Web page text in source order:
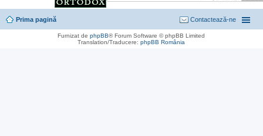
Prima pagină Contactează-ne
Furnizat dephpBB® Forum Software © phpBB Limited
Translation/Traducere:phpBB România